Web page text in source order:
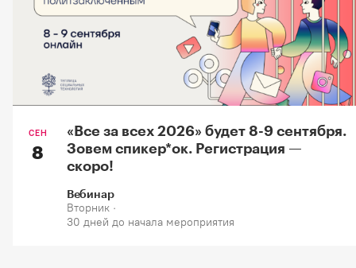
СЕН
8
«Все за всех 2026» будет 8-9 сентября.
Зовем спикер*oк. Регистрация —
скоро!
Вебинар
Вторник ·
30 дней до начала мероприятия